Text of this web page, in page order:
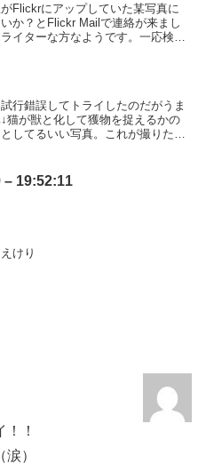
Flickrにアップしていた某写真に
か？とFlickr Mailで連絡が来まし
イターな方なようです。一応検索
行錯誤してトライしたのだがうま
猫が獣と化して獲物を捉えるかの
してるいい写真。これが撮りた
– 19:52:11
けり
！
）